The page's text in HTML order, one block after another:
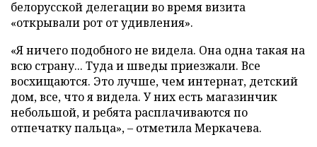
белорусской делегации во время визита
«открывали рот от удивления».
«Я ничего подобного не видела. Она одна такая на
всю страну... Туда и шведы приезжали. Все
восхищаются. Это лучше, чем интернат, детский
дом, все, что я видела. У них есть магазинчик
небольшой, и ребята расплачиваются по
отпечатку пальца», – отметила Меркачева.